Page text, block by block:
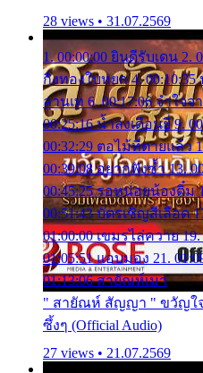
28 views • 31.07.2569
1. 00:00:00 ยินดีรับเดน 2.
กิ่งทองใบหยก 4.
ลานเท 6. 00:17:06 จำใจ
00:25:16 น้ำลงเดือนยี่ 9.
00:32:29 ตอไม้ที่ตายแล้ว
00:39:08 อยากฟังซ้ำ 13.
00:45:25 รอหน่อยน้องติ๋ม
00:51:43 บัตรเชิญสีเลือด
01:00:00 เขมรไล่ควาย
01:05:51 แอบมอง 21.
01:13:06 สายัณห์เมา
" สายัณห์ สัญญา " ขวัญใจ
ซึ้งๆ (Official Audio)
27 views • 21.07.2569